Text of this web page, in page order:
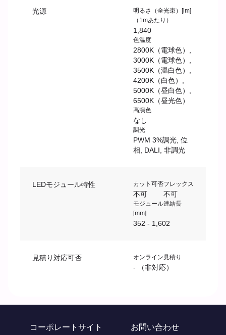
光源
明るさ（全光束）[lm]
（1mあたり）
1,840
色温度
2800K（電球色）,
3000K（電球色）,
3500K（温白色）,
4200K（白色）,
5000K（昼白色）,
6500K（昼光色）
高演色
なし
調光
PWM 3%調光, 位
相, DALI, 非調光
LEDモジュール特性 カット可否
不可
フレックス
不可
モジュール連結長
[mm]
352 - 1,602
見積り対応可否 オンライン見積り
- （非対応）
コーポレートサイト お問い合わせ